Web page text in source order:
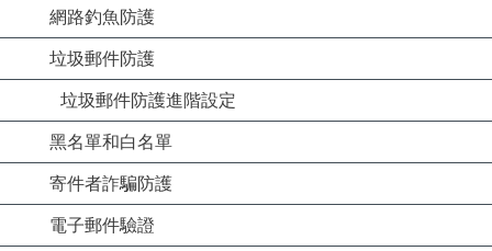
網路釣魚防護
垃圾郵件防護
垃圾郵件防護進階設定
黑名單和白名單
寄件者詐騙防護
電子郵件驗證